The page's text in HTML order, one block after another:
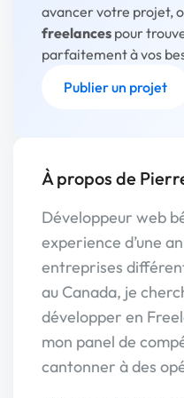
avancer votre projet,
freelances pour
parfaitement à vos
Publier un projet
À propos de
Développeur web
experience d’une
entreprises
au Canada, je
développer en
mon panel de
cantonner à des